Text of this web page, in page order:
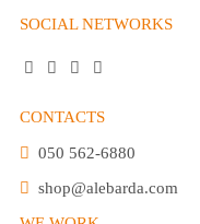
SOCIAL NETWORKS
СONTACTS
050 562-6880
shop@alebarda.com